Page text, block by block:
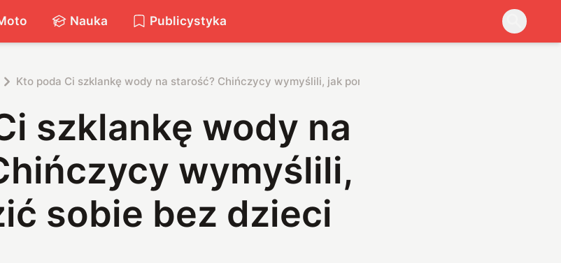
Nauka Publicystyka
Kto poda Ci szklankę wody na starość? Chińczycy wymyślili, jak poradzić sobie bez dzieci
szklankę wody na
wymyślili,
sobie bez dzieci